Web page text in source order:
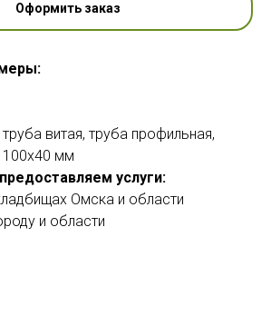
Оформить заказ
витая, труба профильная,
100х40 мм
услуги:
Омска и области
и области